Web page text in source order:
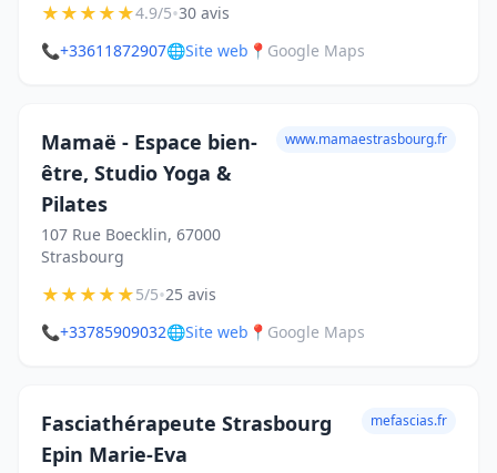
★★★★★4.9/5•30 avis
📞+33611872907🌐Site web 📍 Google Maps
Mamaë - Espace bien-
être, Studio Yoga &
Pilates
107 Rue Boecklin, 67000
Strasbourg
www.mamaestrasbourg.fr
★★★★★5/5•25 avis
📞+33785909032🌐Site web 📍 Google Maps
Fasciathérapeute Strasbourg
Epin Marie-Eva
mefascias.fr